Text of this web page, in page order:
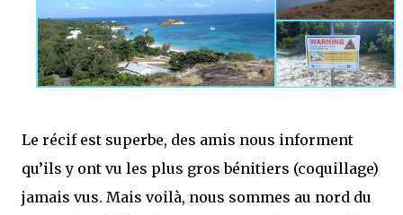
Le récif est superbe, des amis nous informent
qu’ils y ont vu les plus gros bénitiers (coquillage)
jamais vus. Mais voilà, nous sommes au nord du